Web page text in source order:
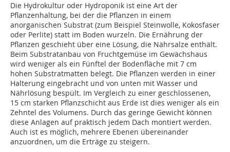
Die Hydrokultur oder Hydroponik ist eine Art der
Pflanzenhaltung, bei der die Pflanzen in einem
anorganischen Substrat (zum Beispiel Steinwolle, Kokosfaser
oder Perlite) statt im Boden wurzeln. Die Ernährung der
Pflanzen geschieht über eine Lösung, die Nährsalze enthält.
Beim Substratanbau von Fruchtgemüse im Gewächshaus
wird weniger als ein Fünftel der Bodenfläche mit 7 cm
hohen Substratmatten belegt. Die Pflanzen werden in einer
Halterung eingebracht und von unten mit Wasser und
Nährlösung bespült. Im Vergleich zu einer geschlossenen,
15 cm starken Pflanzschicht aus Erde ist dies weniger als ein
Zehntel des Volumens. Durch das geringe Gewicht können
diese Anlagen auf praktisch jedem Dach montiert werden.
Auch ist es möglich, mehrere Ebenen übereinander
anzuordnen, um die Erträge zu steigern.